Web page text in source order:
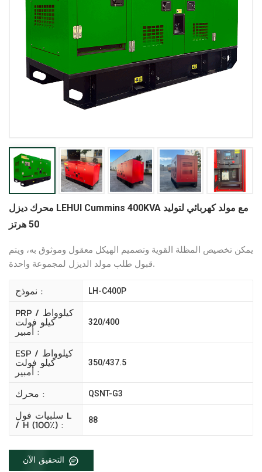
محرك ديزل LEHUI Cummins 400KVA مع مولد كهربائي لتوليد
50 هرتز
يمكن تخصيص المظلة القوية وتصميم الهيكل معقول وموثوق به، ويتم
قبول طلب مولد الديزل لمجموعة واحدة.
نموذج : LH-C400P
PRP كيلوواط /
كيلو فولت
أمبير :
320/400
ESP كيلوواط /
كيلو فولت
أمبير :
350/437.5
محرك : QSNT-G3
سلبيات فول L
/ H (100٪) : 88